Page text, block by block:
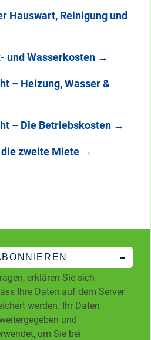
Hauswart, Reinigung und
und Wasserkosten →
– Heizung, Wasser &
– Die Betriebskosten →
zweite Miete →
erklären Sie sich
Ihre Daten auf dem Server
werden. Ihr Daten
und
um Sie bei